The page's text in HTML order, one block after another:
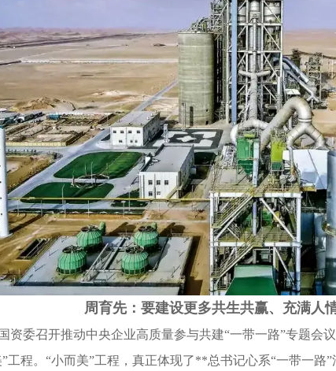
周育先：要建设更多共生共赢、充满人
资委召开推动中央企业高质量参与共建“一带一路”专题会
工程。“小而美”工程，真正体现了**总书记心系“一带一路